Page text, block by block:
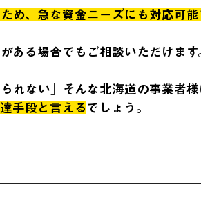
め、急な資金ニーズにも対応可能
ある場合でもご相談いただけます
れない」そんな北海道の事業者
手段と言える でしょう。